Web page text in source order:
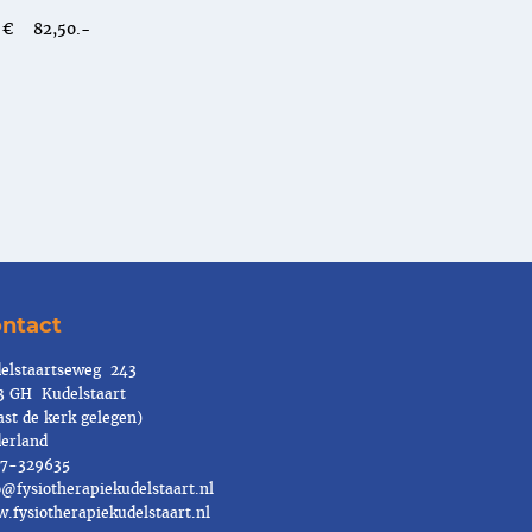
€ 82,50.-
243
GH Kudelstaart
de kerk gelegen)
329635